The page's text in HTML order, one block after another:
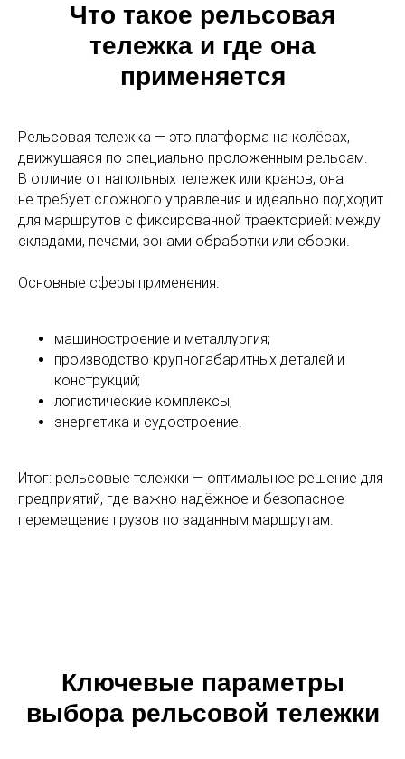
Что такое рельсовая
тележка и где она
применяется
Рельсовая тележка — это платформа на колёсах,
движущаяся по специально проложенным рельсам.
В отличие от напольных тележек или кранов, она
не требует сложного управления и идеально подходит
для маршрутов с фиксированной траекторией: между
складами, печами, зонами обработки или сборки.
Основные сферы применения:
машиностроение и металлургия;
производство крупногабаритных деталей и
конструкций;
логистические комплексы;
энергетика и судостроение.
Итог: рельсовые тележки — оптимальное решение для
предприятий, где важно надёжное и безопасное
перемещение грузов по заданным маршрутам.
Ключевые параметры
выбора рельсовой тележки